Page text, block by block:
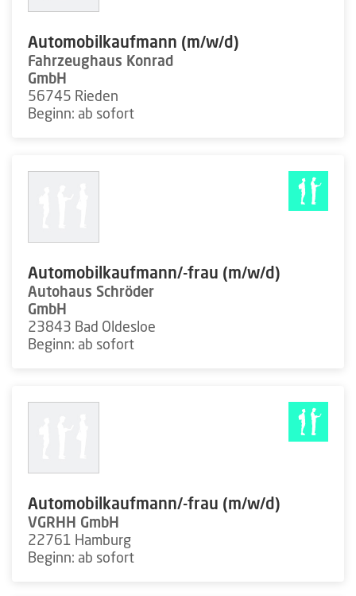
Automobilkaufmann (m/w/d)
Fahrzeughaus Konrad
GmbH
56745 Rieden
Beginn: ab sofort
Automobilkaufmann/-frau (m/w/d)
Autohaus Schröder
GmbH
23843 Bad Oldesloe
Beginn: ab sofort
Automobilkaufmann/-frau (m/w/d)
VGRHH GmbH
22761 Hamburg
Beginn: ab sofort